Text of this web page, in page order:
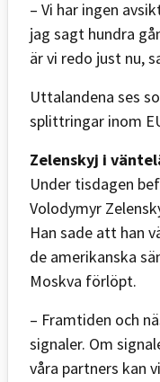
– Vi har ingen
jag sagt hundra
är vi redo just nu,
Uttalandena ses
splittringar inom
Zelenskyj i
Under tisdagen
Volodymyr
Han sade att han
de amerikanska
Moskva förlöpt.
– Framtiden och
signaler. Om
våra partners kan